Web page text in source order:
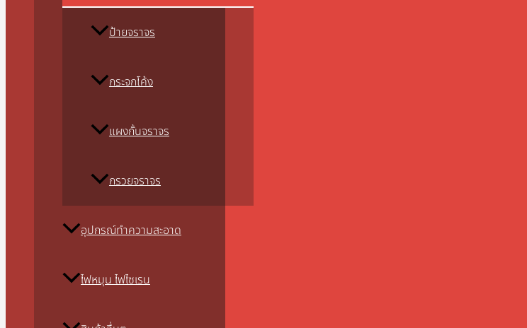
ป้ายจราจร
กระจกโค้ง
แผงกั้นจราจร
กรวยจราจร
อุปกรณ์ทำความสะอาด
ไฟหมุน ไฟไซเรน